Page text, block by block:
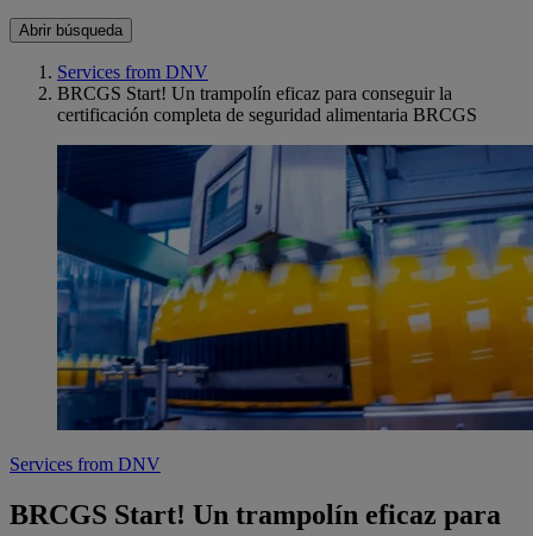
Abrir búsqueda
Services from DNV
BRCGS Start! Un trampolín eficaz para conseguir la
certificación completa de seguridad alimentaria BRCGS
Services from DNV
BRCGS Start! Un trampolín eficaz para